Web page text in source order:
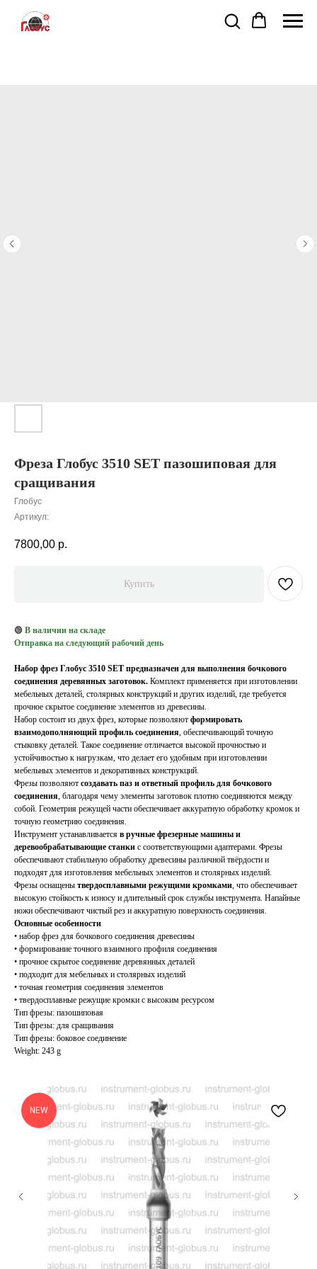
Фреза Глобус 3510 SET пазошиповая для
сращивания
Глобус
Артикул:
7800,00 р.
Купить
🟢 В наличии на складе
Отправка на следующий рабочий день
Набор фрез Глобус 3510 SET предназначен для выполнения бочкового
соединения деревянных заготовок. Комплект применяется при изготовлении
мебельных деталей, столярных конструкций и других изделий, где требуется
прочное скрытое соединение элементов из древесины.
Набор состоит из двух фрез, которые позволяют формировать
взаимодополняющий профиль соединения , обеспечивающий точную
стыковку деталей. Такое соединение отличается высокой прочностью и
устойчивостью к нагрузкам, что делает его удобным при изготовлении
мебельных элементов и декоративных конструкций.
Фрезы позволяют создавать паз и ответный профиль для бочкового
соединения , благодаря чему элементы заготовок плотно соединяются между
собой. Геометрия режущей части обеспечивает аккуратную обработку кромок и
точную геометрию соединения.
Инструмент устанавливается в ручные фрезерные машины и
деревообрабатывающие станки с соответствующими адаптерами. Фрезы
обеспечивают стабильную обработку древесины различной твёрдости и
подходят для изготовления мебельных элементов и столярных изделий.
Фрезы оснащены твердосплавными режущими кромками , что обеспечивает
высокую стойкость к износу и длительный срок службы инструмента. Напайные
ножи обеспечивают чистый рез и аккуратную поверхность соединения.
Основные особенности
• набор фрез для бочкового соединения древесины
• формирование точного взаимного профиля соединения
• прочное скрытое соединение деревянных деталей
• подходит для мебельных и столярных изделий
• точная геометрия соединения элементов
• твердосплавные режущие кромки с высоким ресурсом
Тип фрезы: пазошиповая
Тип фрезы: для сращивания
Тип фрезы: боковое соединение
Weight: 243 g
NEW